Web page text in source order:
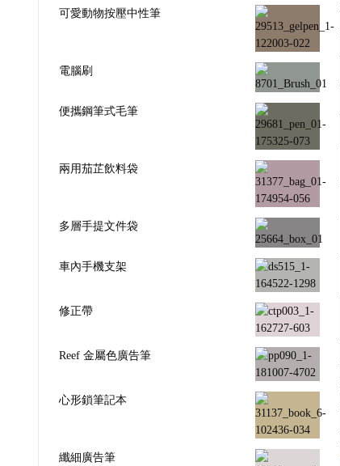
可愛動物按壓中性筆
電腦刷
便攜鋼筆式毛筆
兩用茄芷飲料袋
多層手提文件袋
車內手機支架
修正帶
Reef 金屬色廣告筆
心形鎖筆記本
纖細廣告筆